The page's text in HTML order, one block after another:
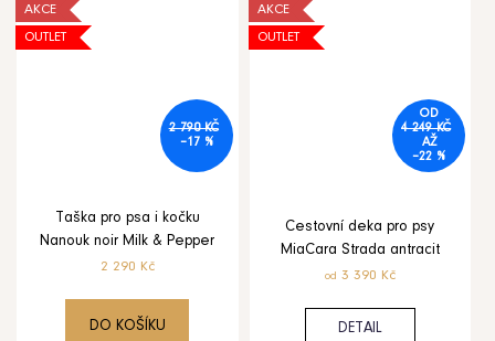
AKCE
OUTLET
2 790 KČ
–17 %
Taška pro psa i kočku
Nanouk noir Milk & Pepper
2 290 Kč
DO KOŠÍKU
AKCE
OUTLET
OD
4 249 KČ
AŽ
–22 %
Cestovní deka pro psy
MiaCara Strada antracit
od 3 390 Kč
DETAIL